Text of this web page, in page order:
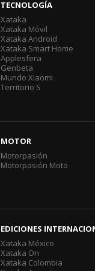
TECNOLOGÍA
Xataka
Xataka Móvil
Xataka Android
Xataka Smart Home
Applesfera
Genbeta
Mundo Xiaomi
Territorio S
MOTOR
Motorpasión
Motorpasión Moto
EDICIONES
Xataka México
Xataka On
Xataka Colombia